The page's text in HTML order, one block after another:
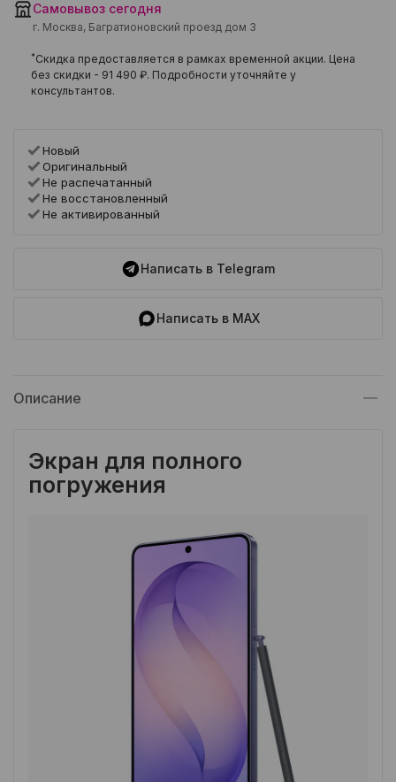
Самовывоз сегодня
г. Москва, Багратионовский проезд дом 3
*Скидка предоставляется в рамках временной акции. Цена
без скидки - 91 490 ₽. Подробности уточняйте у
консультантов.
Новый
Оригинальный
Не распечатанный
Не восстановленный
Не активированный
Написать в Telegram
Написать в MAX
Описание
Экран для полного
погружения